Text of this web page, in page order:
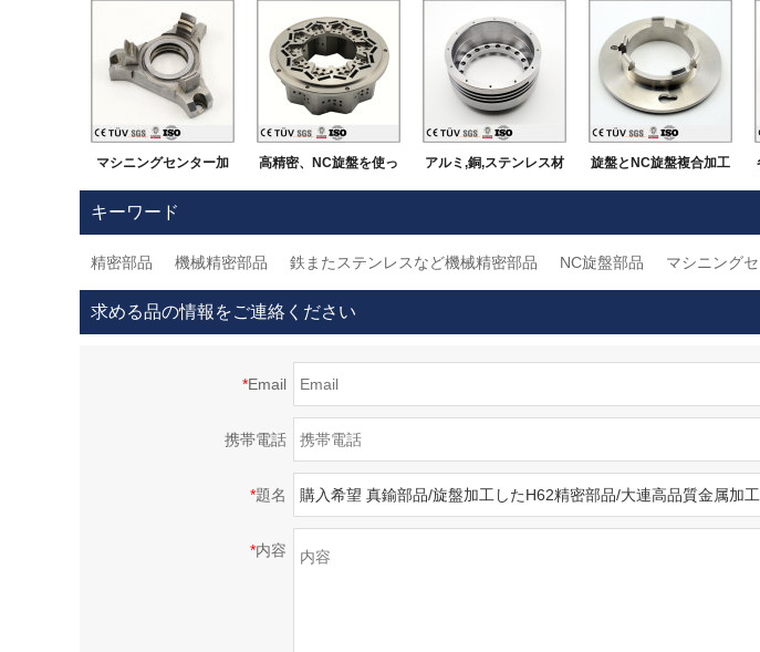
マシニングセンター加
工,高品質設備用機加工
高精密、NC旋盤を使っ
て、ステンレス、鉄、
て、亜鉛メッキ、黒ア
ルマイト、白アルマイ
車用部品部品。
アルミ,銅,ステンレス材
料,有色メッキ,磨き面な
軸連動マシニングセン
ターで加工する機加工
旋盤とNC旋盤複合加工
で,研磨を行って,アルミ
加工部品.
キーワード
精密部品 機械精密部品 鉄またステンレスなど機械精密部品 NC旋盤部品 マシニング
求める品の情報をご連絡ください
*Email
携帯電話
*題名
*内容